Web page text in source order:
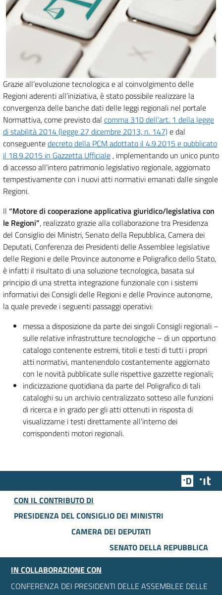
Grazie all’evoluzione tecnologica e al coinvolgimento delle
Regioni aderenti all’iniziativa, è stato possibile realizzare la
convergenza delle banche dati delle leggi regionali nel portale
Normattiva, come previsto dal comma 310 dell’art. 1 della legge
di stabilità 2014 (legge 27 dicembre 2013, n. 147)e dal
conseguentedecreto della PCM adottato il 4.9.2015 e pubblicato
il 18.9.2015 in Gazzetta Ufficiale , implementando un unico punto
di accesso all’intero patrimonio legislativo regionale, aggiornato
tempestivamente con i nuovi atti normativi emanati dalle singole
Regioni.
Il “Motore di cooperazione applicativa giuridico/legislativa con
le Regioni”, realizzato grazie alla collaborazione tra Presidenza
del Consiglio dei Ministri, Senato della Repubblica, Camera dei
Deputati, Conferenza dei Presidenti delle Assemblee legislative
delle Regioni e delle Province autonome e Poligrafico dello Stato,
è infatti il risultato di una soluzione tecnologica, basata sul
principio di una stretta integrazione funzionale con i sistemi
informativi dei Consigli delle Regioni e delle Province autonome,
la quale prevede i seguenti passaggi operativi:
messa a disposizione da parte dei singoli Consigli regionali –
sulle relative infrastrutture tecnologiche – di un opportuno
catalogo contenente estremi, titoli e testi di tutti i propri
atti normativi, mantenendolo costantemente aggiornato
con le novità pubblicate sulle rispettive gazzette regionali;
indicizzazione quotidiana da parte del Poligrafico di tali
cataloghi su un archivio centralizzato sotteso alle funzioni
di ricerca e in grado per gli atti ottenuti in risposta di
visualizzarne i testi direttamente all’interno dei
corrispondenti motori regionali.
Team
CON IL CONTRIBUTO DI
PRESIDENZA DEL CONSIGLIO DEI MINISTRI
CAMERA DEI DEPUTATI
SENATO DELLA REPUBBLICA
IN COLLABORAZIONE CON
CONFERENZA DEI PRESIDENTI DELLE ASSEMBLEE DELLE